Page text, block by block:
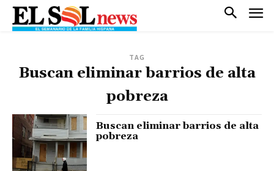
TAG
Buscan eliminar barrios de alta
pobreza
Buscan eliminar barrios de alta
pobreza